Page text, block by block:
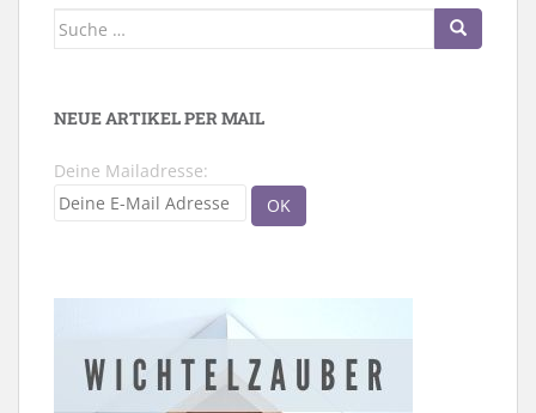
Suche
NEUE ARTIKEL PER MAIL
Deine Mailadresse: